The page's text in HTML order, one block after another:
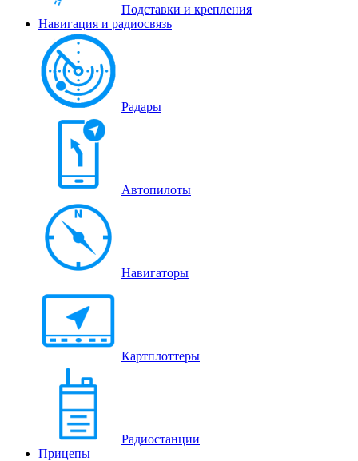
Подставки и крепления
Навигация и радиосвязь
Радары
Автопилоты
Навигаторы
Картплоттеры
Радиостанции
Прицепы